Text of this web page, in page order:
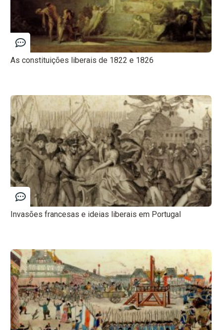
As constituições liberais de 1822 e 1826
Invasões francesas e ideias liberais em Portugal